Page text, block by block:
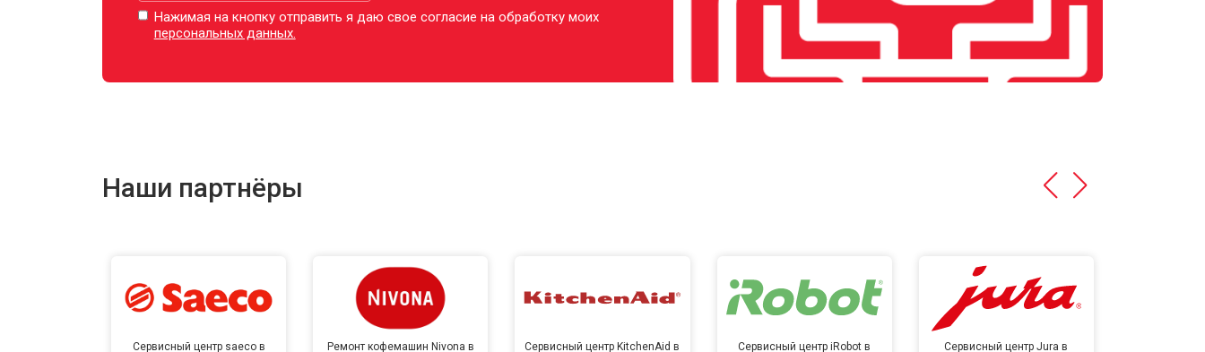
Нажимая на кнопку отправить я даю свое согласие на обработку моих
персональных данных.
Наши партнёры
Сервисный центр saeco в
Ремонт кофемашин Nivona в
Сервисный центр KitchenAid в
Сервисный центр iRobot в
Сервисный центр Jura в